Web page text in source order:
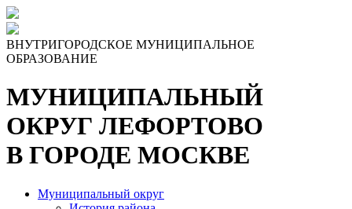
ВНУТРИГОРОДСКОЕ МУНИЦИПАЛЬНОЕ
ОБРАЗОВАНИЕ
МУНИЦИПАЛЬНЫЙ
ОКРУГ ЛЕФОРТОВО
В ГОРОДЕ МОСКВЕ
Муниципальный округ